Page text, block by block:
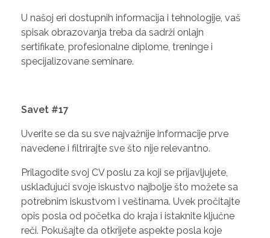
U našoj eri dostupnih informacija i tehnologije, vaš
spisak obrazovanja treba da sadrži onlajn
sertifikate, profesionalne diplome, treninge i
specijalizovane seminare.
Savet #17
Uverite se da su sve najvažnije informacije prve
navedene i filtrirajte sve što nije relevantno.
Prilagodite svoj CV poslu za koji se prijavljujete,
usklađujući svoje iskustvo najbolje što možete sa
potrebnim iskustvom i veštinama. Uvek pročitajte
opis posla od početka do kraja i istaknite ključne
reči. Pokušajte da otkrijete aspekte posla koje